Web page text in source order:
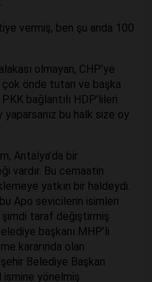
vermiş, ben şu anda 100
olmayan, CHP’ye
önde tutan ve başka
bağlantılı HDP’lileri
yaparsanız bu halk size oy
Antalya’da bir
vardır. Bu cemaatin
yatkın bir haldeydi.
Apo sevicilerin isimleri
şimdi taraf değiştirmiş
başkanı MHP’li
kararında olan
Belediye Başkan
yönelmiş